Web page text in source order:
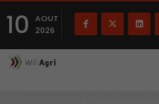
10
AOUT
2026
Français